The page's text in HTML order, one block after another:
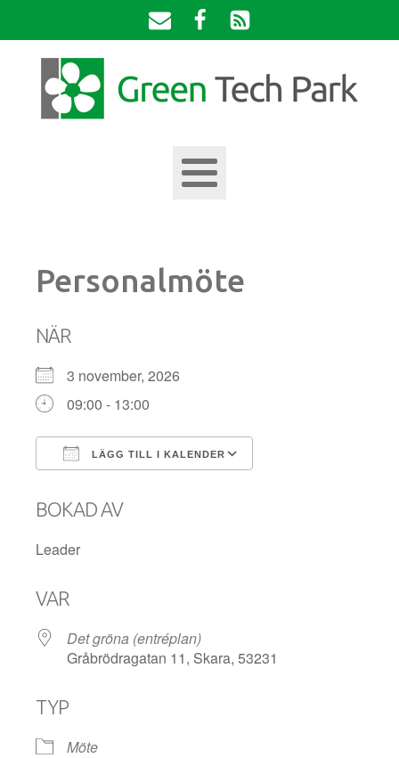
Personalmöte
NÄR
3 november, 2026
09:00 - 13:00
LÄGG TILL I KALENDER
BOKAD AV
Leader
VAR
Det gröna (entréplan)
Gråbrödragatan 11, Skara, 53231
TYP
Möte